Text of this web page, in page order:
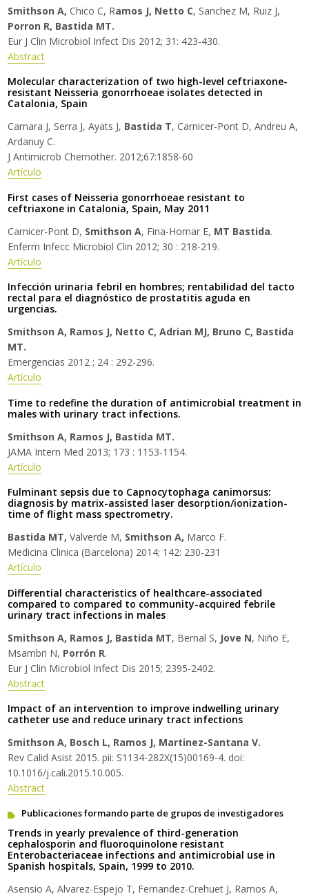
Smithson A, Chico C, Ramos J, Netto C, Sanchez M, Ruiz J,
Porron R, Bastida MT.
Eur J Clin Microbiol Infect Dis 2012; 31: 423-430.
Abstract
Molecular characterization of two high-level ceftriaxone-
resistant Neisseria gonorrhoeae isolates detected in
Catalonia, Spain
Camara J, Serra J, Ayats J, Bastida T, Carnicer-Pont D, Andreu A,
Ardanuy C.
J Antimicrob Chemother. 2012;67:1858-60
Artículo
First cases of Neisseria gonorrhoeae resistant to
ceftriaxone in Catalonia, Spain, May 2011
Carnicer-Pont D, Smithson A, Fina-Homar E, MT Bastida.
Enferm Infecc Microbiol Clin 2012; 30 : 218-219.
Artículo
Infección urinaria febril en hombres; rentabilidad del tacto
rectal para el diagnóstico de prostatitis aguda en
urgencias.
Smithson A, Ramos J, Netto C, Adrian MJ, Bruno C, Bastida
MT.
Emergencias 2012 ; 24 : 292-296.
Artículo
Time to redefine the duration of antimicrobial treatment in
males with urinary tract infections.
Smithson A, Ramos J, Bastida MT.
JAMA Intern Med 2013; 173 : 1153-1154.
Artículo
Fulminant sepsis due to Capnocytophaga canimorsus:
diagnosis by matrix-assisted laser desorption/ionization-
time of flight mass spectrometry.
Bastida MT, Valverde M, Smithson A, Marco F.
Medicina Clinica (Barcelona) 2014; 142: 230-231
Artículo
Differential characteristics of healthcare-associated
compared to compared to community-acquired febrile
urinary tract infections in males
Smithson A, Ramos J, Bastida MT, Bernal S, Jove N, Niño E,
Msambri N, Porrón R.
Eur J Clin Microbiol Infect Dis 2015; 2395-2402.
Abstract
Impact of an intervention to improve indwelling urinary
catheter use and reduce urinary tract infections
Smithson A, Bosch L, Ramos J, Martinez-Santana V.
Rev Calid Asist 2015. pii: S1134-282X(15)00169-4. doi:
10.1016/j.cali.2015.10.005.
Abstract
Publicaciones formando parte de grupos de investigadores
Trends in yearly prevalence of third-generation
cephalosporin and fluoroquinolone resistant
Enterobacteriaceae infections and antimicrobial use in
Spanish hospitals, Spain, 1999 to 2010.
Asensio A, Alvarez-Espejo T, Fernandez-Crehuet J, Ramos A,